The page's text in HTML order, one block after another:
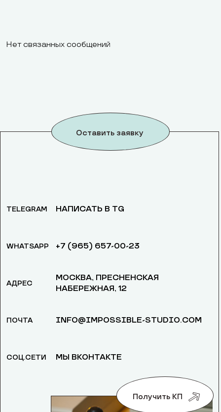
Нет связанных сообщений
Оставить заявку
TELEGRAM
WHATSAPP
АДРЕС
ПОЧТА
СОЦ.СЕТИ
НАПИСАТЬ В TG
+7 (965) 657-00-23
МОСКВА, ​ПРЕСНЕНСКАЯ
НАБЕРЕЖНАЯ, 12
INFO@IMPOSSIBLE-STUDIO.COM
МЫ ВКОНТАКТЕ
Получить КП